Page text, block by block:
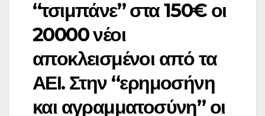
“τσιμπάνε” στα 150€ οι
20000 νέοι
αποκλεισμένοι από τα
ΑΕΙ. Στην “ερημοσήνη
και αγραμματοσύνη” οι